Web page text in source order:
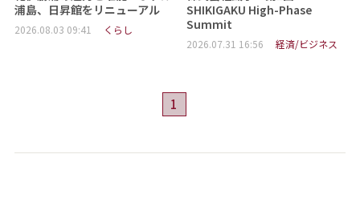
浦島、日昇館をリニューアル
2026.08.03 09:41 くらし
SHIKIGAKU High-Phase
Summit
2026.07.31 16:56 経済/ビジネス
1